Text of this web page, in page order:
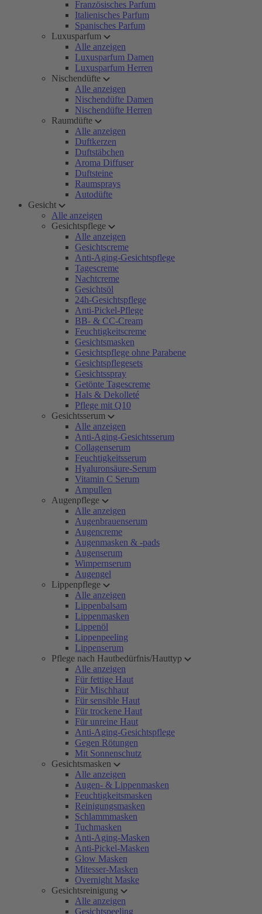
Französisches Parfum
Italienisches Parfum
Spanisches Parfum
Luxusparfum
Alle anzeigen
Luxusparfum Damen
Luxusparfum Herren
Nischendüfte
Alle anzeigen
Nischendüfte Damen
Nischendüfte Herren
Raumdüfte
Alle anzeigen
Duftkerzen
Duftstäbchen
Aroma Diffuser
Duftsteine
Raumsprays
Autodüfte
Gesicht
Alle anzeigen
Gesichtspflege
Alle anzeigen
Gesichtscreme
Anti-Aging-Gesichtspflege
Tagescreme
Nachtcreme
Gesichtsöl
24h-Gesichtspflege
Anti-Pickel-Pflege
BB- & CC-Cream
Feuchtigkeitscreme
Gesichtsmasken
Gesichtspflege ohne Parabene
Gesichtspflegesets
Gesichtsspray
Getönte Tagescreme
Hals & Dekolleté
Pflege mit Q10
Gesichtsserum
Alle anzeigen
Anti-Aging-Gesichtsserum
Collagenserum
Feuchtigkeitsserum
Hyaluronsäure-Serum
Vitamin C Serum
Ampullen
Augenpflege
Alle anzeigen
Augenbrauenserum
Augencreme
Augenmasken & -pads
Augenserum
Wimpernserum
Augengel
Lippenpflege
Alle anzeigen
Lippenbalsam
Lippenmasken
Lippenöl
Lippenpeeling
Lippenserum
Pflege nach Hautbedürfnis/Hauttyp
Alle anzeigen
Für fettige Haut
Für Mischhaut
Für sensible Haut
Für trockene Haut
Für unreine Haut
Anti-Aging-Gesichtspflege
Gegen Rötungen
Mit Sonnenschutz
Gesichtsmasken
Alle anzeigen
Augen- & Lippenmasken
Feuchtigkeitsmasken
Reinigungsmasken
Schlammmasken
Tuchmasken
Anti-Aging-Masken
Anti-Pickel-Masken
Glow Masken
Mitesser-Masken
Overnight Maske
Gesichtsreinigung
Alle anzeigen
Gesichtspeeling